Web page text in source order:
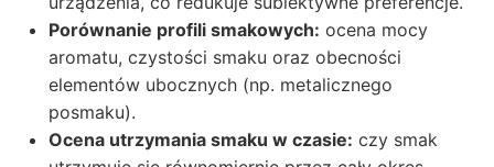
Porównanie profili smakowych: ocena mocy
aromatu, czystości smaku oraz obecności
elementów ubocznych (np. metalicznego
posmaku).
Ocena utrzymania smaku w czasie: czy smak